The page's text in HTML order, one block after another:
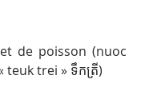
de poisson (nuoc
teuk trei » ទឹកត្រី)